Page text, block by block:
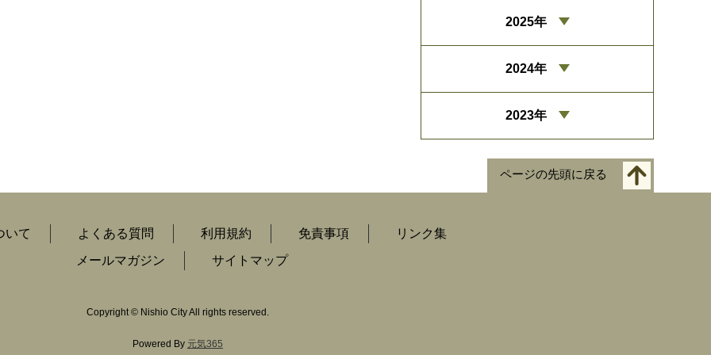
2025年
2024年
2023年
ページの先頭に戻る
いて よくある質問 利用規約 免責事項
リンク集
メールマガジン
サイトマップ
Copyright © Nishio City All rights reserved.
Powered By 元気365